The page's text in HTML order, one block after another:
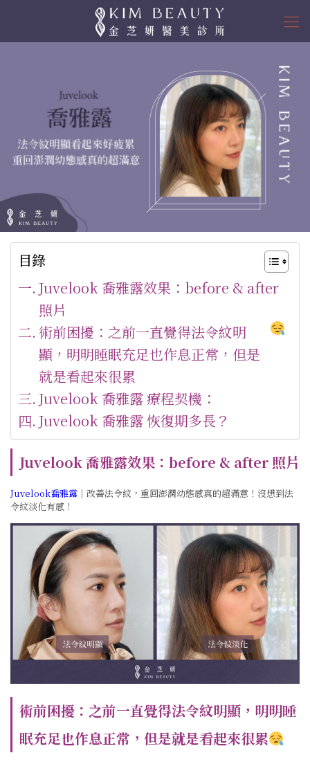
目錄
Juvelook 喬雅露效果：before & after
照片
術前困擾：之前一直覺得法令紋明
顯，明明睡眠充足也作息正常，但是
就是看起來很累
Juvelook 喬雅露 療程契機：
Juvelook 喬雅露 恢復期多長？
Juvelook 喬雅露效果：before & after 照片
Juvelook喬雅露 ｜改善法令紋，重回澎潤幼態感真的超滿意！沒想到法
令紋淡化有感！
術前困擾：之前一直覺得法令紋明顯，明明睡
眠充足也作息正常，但是就是看起來很累